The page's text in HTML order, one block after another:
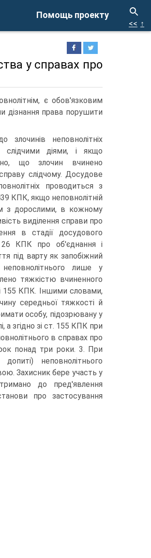
Помощь проекту
<< ↑
у справах про
є обов'язковим
дізнання права порушити
злочинів неповнолітніх
слідчими діями, і якщо
що злочин вчинено
слідчому. Досудове
проводиться з
КПК, якщо неповнолітній
з дорослими, в кожному
виділення справи про
в стадії досудового
КПК про об'єднання і
під варту як запобіжний
лише у
тяжкістю вчиненного
155 КПК. Іншими словами,
середньої тяжкості й
особу, підозрювану у
а згідно зі ст. 155 КПК при
в справах про
понад три роки. 3. При
неповнолітнього
Захисник бере участь у
до пред'явлення
про застосування